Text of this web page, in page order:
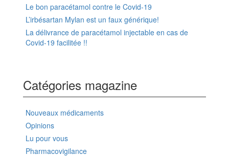
Le bon paracétamol contre le Covid-19
L’irbésartan Mylan est un faux générique!
La délivrance de paracétamol injectable en cas de
Covid-19 facilitée !!
Catégories magazine
Nouveaux médicaments
Opinions
Lu pour vous
Pharmacovigilance